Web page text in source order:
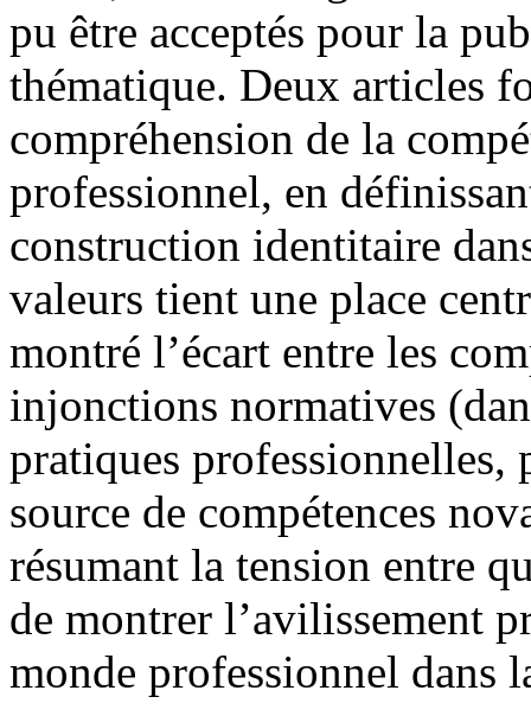
pu être acceptés pour la
thématique. Deux articles
compréhension de la
professionnel, en
construction identitaire
valeurs tient une place
montré l’écart entre les
injonctions normatives
pratiques professionnelles,
source de compétences
résumant la tension entre
de montrer l’avilissement
monde professionnel dans